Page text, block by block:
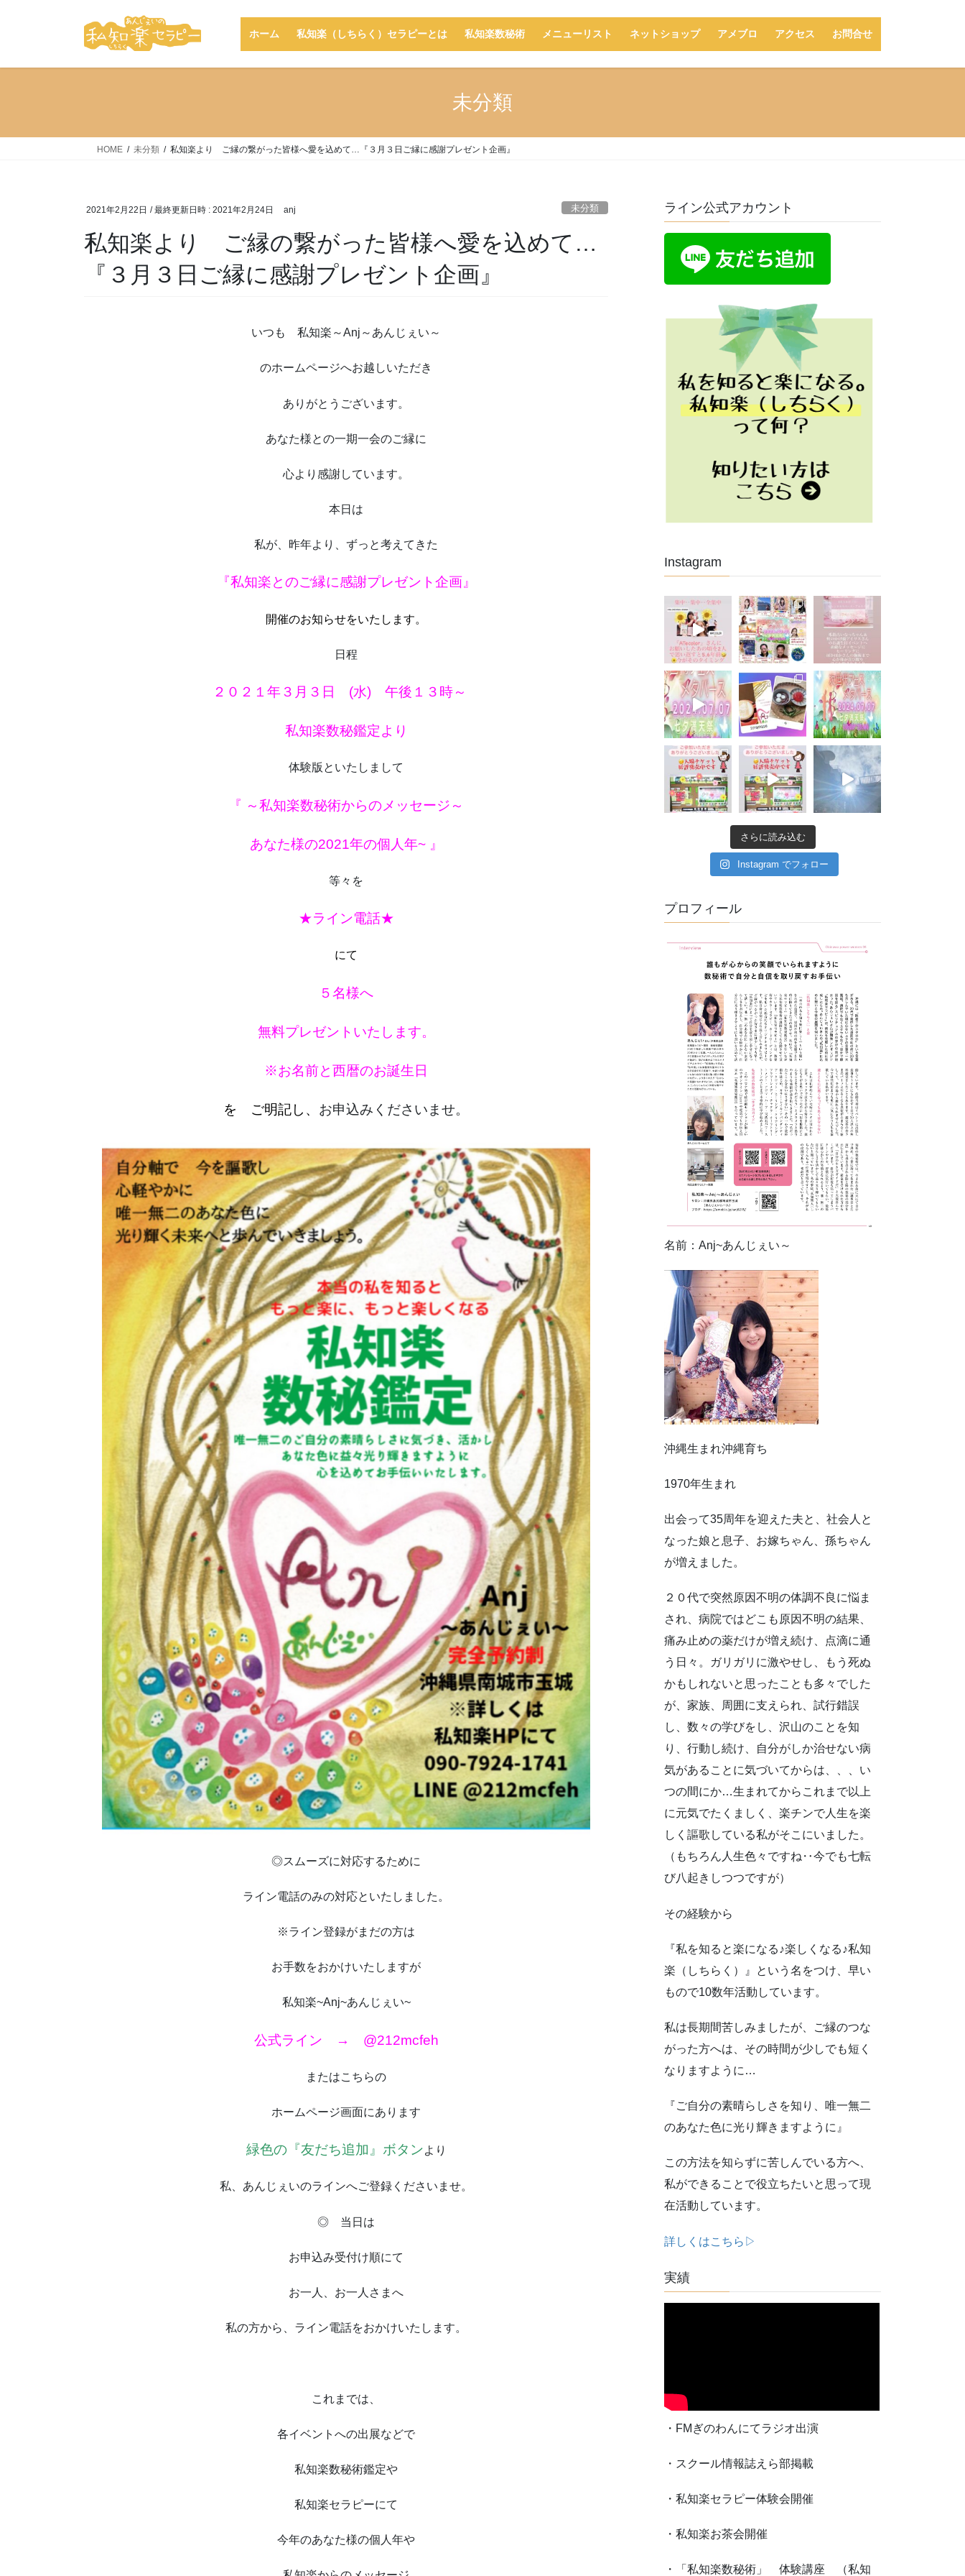
ホーム 私知楽（しちらく）セラピーとは 私知楽数秘術 メニューリスト ネットショップ アメブロ アクセス お問合せ
未分類
HOME 未分類 私知楽より ご縁の繋がった皆様へ愛を込めて…『３月３日ご縁に感謝プレゼント企画』
2021年2月22日 / 最終更新日時 : 2021年2月24日 anj 未分類
私知楽より ご縁の繋がった皆様へ愛を込めて…
『３月３日ご縁に感謝プレゼント企画』
いつも 私知楽～Anj～あんじぇい～
のホームページへお越しいただき
ありがとうございます。
あなた様との一期一会のご縁に
心より感謝しています。
本日は
私が、昨年より、ずっと考えてきた
『私知楽とのご縁に感謝プレゼント企画』
開催のお知らせをいたします。
日程
２０２１年３月３日 (水) 午後１３時～
私知楽数秘鑑定より
体験版といたしまして
『 ～私知楽数秘術からのメッセージ～
あなた様の2021年の個人年~ 』
等々を
★ライン電話★
にて
５名様へ
無料プレゼントいたします。
※お名前と西暦のお誕生日
を ご明記し、 お申込みくださいませ。
◎スムーズに対応するために
ライン電話のみの対応といたしました。
※ライン登録がまだの方は
お手数をおかけいたしますが
私知楽~Anj~あんじぇい~
公式ライン → @212mcfeh
またはこちらの
ホームページ画面にあります
緑色の『友だち追加』ボタンより
私、あんじぇいのラインへご登録くださいませ。
◎ 当日は
お申込み受付け順にて
お一人、お一人さまへ
私の方から、ライン電話をおかけいたします。
これまでは、
各イベントへの出展などで
私知楽数秘術鑑定や
私知楽セラピーにて
今年のあなた様の個人年や
ライン公式アカウント
Instagram
さらに読み込む
Instagram でフォロー
プロフィール
名前：Anj~あんじぇい～
沖縄生まれ沖縄育ち
1970年生まれ
出会って35周年を迎えた夫と、社会人と
なった娘と息子、お嫁ちゃん、孫ちゃん
が増えました。
２０代で突然原因不明の体調不良に悩ま
され、病院ではどこも原因不明の結果、
痛み止めの薬だけが増え続け、点滴に通
う日々。ガリガリに激やせし、もう死ぬ
かもしれないと思ったことも多々でした
が、家族、周囲に支えられ、試行錯誤
し、数々の学びをし、沢山のことを知
り、行動し続け、自分がしか治せない病
気があることに気づいてからは、、、い
つの間にか…生まれてからこれまで以上
に元気でたくましく、楽チンで人生を楽
しく謳歌している私がそこにいました。
（もちろん人生色々ですね‥今でも七転
び八起きしつつですが）
その経験から
『私を知ると楽になる♪楽しくなる♪私知
楽（しちらく）』という名をつけ、早い
もので10数年活動しています。
私は長期間苦しみましたが、ご縁のつな
がった方へは、その時間が少しでも短く
なりますように…
『ご自分の素晴らしさを知り、唯一無二
のあなた色に光り輝きますように』
この方法を知らずに苦しんでいる方へ、
私ができることで役立ちたいと思って現
在活動しています。
詳しくはこちら▷
実績
・FMぎのわんにてラジオ出演
・スクール情報誌えら部掲載
・私知楽セラピー体験会開催
・私知楽お茶会開催
・「私知楽数秘術」 体験講座 （私知